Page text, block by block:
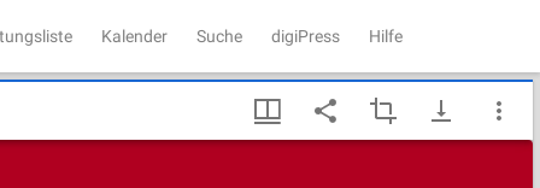
Kalender Suche digiPress Hilfe